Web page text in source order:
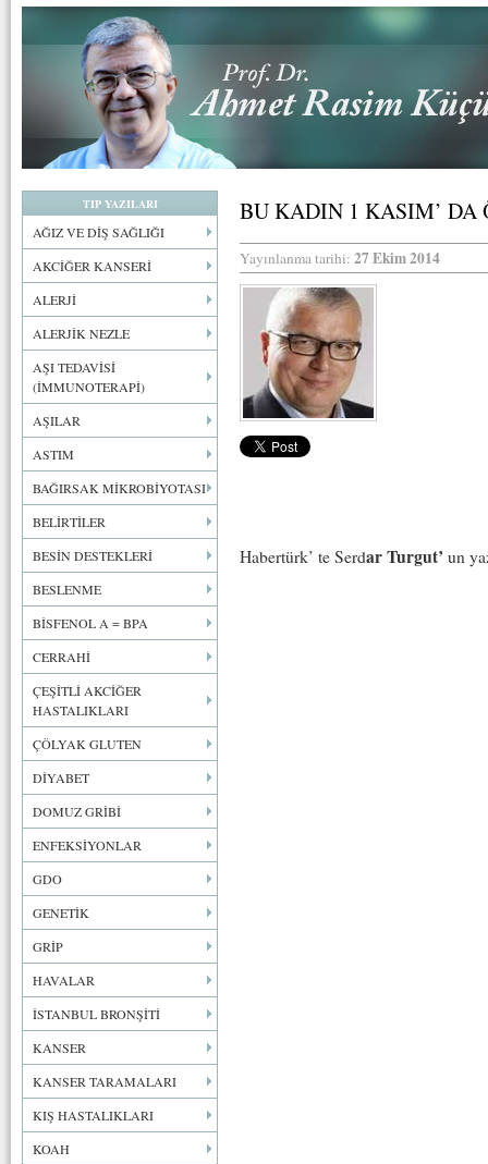
TIP YAZILARI
AĞIZ VE DİŞ SAĞLIĞI
AKCİĞER KANSERİ
ALERJİ
ALERJİK NEZLE
AŞI TEDAVİSİ
(İMMUNOTERAPİ)
AŞILAR
ASTIM
BAĞIRSAK MİKROBİYOTASI
BELİRTİLER
BESİN DESTEKLERİ
BESLENME
BİSFENOL A = BPA
CERRAHİ
ÇEŞİTLİ AKCİĞER
HASTALIKLARI
ÇÖLYAK GLUTEN
DİYABET
DOMUZ GRİBİ
ENFEKSİYONLAR
GDO
GENETİK
GRİP
HAVALAR
İSTANBUL BRONŞİTİ
KANSER
KANSER TARAMALARI
KIŞ HASTALIKLARI
KOAH
BU KADIN 1 KASIM’ DA
Yayınlanma tarihi: 27 Ekim 2014
Habertürk’ te Serdar Turgut’ un